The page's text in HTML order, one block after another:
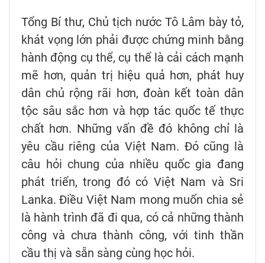
Tổng Bí thư, Chủ tịch nước Tô Lâm bày tỏ,
khát vọng lớn phải được chứng minh bằng
hành động cụ thể, cụ thể là cải cách mạnh
mẽ hơn, quản trị hiệu quả hơn, phát huy
dân chủ rộng rãi hơn, đoàn kết toàn dân
tộc sâu sắc hơn và hợp tác quốc tế thực
chất hơn. Những vấn đề đó không chỉ là
yêu cầu riêng của Việt Nam. Đó cũng là
câu hỏi chung của nhiều quốc gia đang
phát triển, trong đó có Việt Nam và Sri
Lanka. Điều Việt Nam mong muốn chia sẻ
là hành trình đã đi qua, có cả những thành
công và chưa thành công, với tinh thần
cầu thị và sẵn sàng cùng học hỏi.